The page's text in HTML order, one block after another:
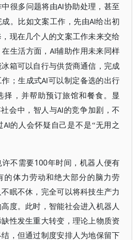
很多问题将由AI 协助处理，甚至
。比如文案工作，先由AI 给出初
现在几个人的文案工作未来交给
生活方面， AI 辅助作用未来同样
箱可以自行与供货商通信，完成
；生成式AI 可以制定备选的出行
择，并帮助预订旅馆和餐食。显
会中，智人与AI 的竞争加剧，不
AI 的人会怀疑自己是不是“无用之
不需要100年时间，机器人便有
的体力劳动和绝大部分的脑力劳
眠不休，完全可以将科技生产力
度。此时，智能社会进入机器人
性发生重大转变，理论上物质资
，但通过制度安排人为地保留下